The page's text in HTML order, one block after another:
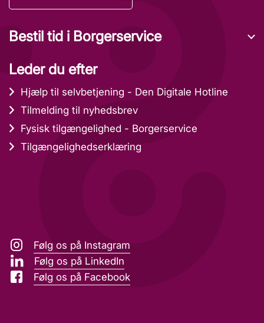
Bestil tid i Borgerservice
Leder du efter
Hjælp til selvbetjening - Den Digitale Hotline
Tilmelding til nyhedsbrev
Fysisk tilgængelighed - Borgerservice
Tilgængelighedserklæring
Følg os på Instagram
Følg os på LinkedIn
Følg os på Facebook